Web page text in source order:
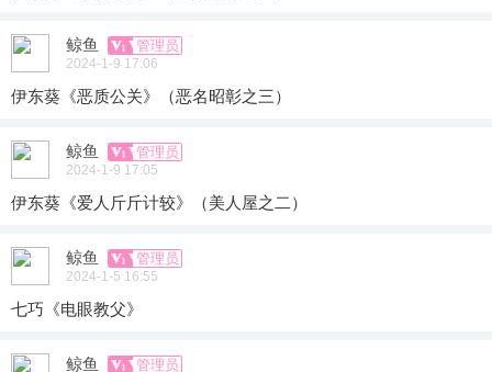
鲸鱼 管理员
2024-1-9 17:06
伊东葵《恶质公关》（恶名昭彰之三）
鲸鱼 管理员
2024-1-9 17:05
伊东葵《爱人斤斤计较》（美人屋之二）
鲸鱼 管理员
2024-1-5 16:55
七巧《电眼教父》
鲸鱼 管理员